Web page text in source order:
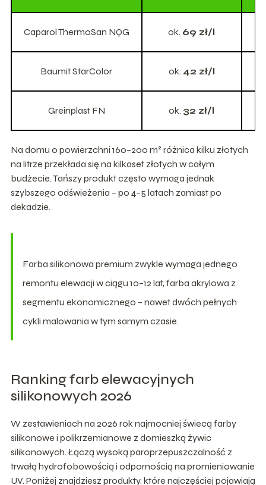
Caparol ThermoSan NQG ok. 69 zł/l
Baumit StarColor ok. 42 zł/l
Greinplast FN ok. 32 zł/l
Na domu o powierzchni 160–200 m² różnica kilku złotych
na litrze przekłada się na kilkaset złotych w całym
budżecie. Tańszy produkt często wymaga jednak
szybszego odświeżenia – po 4–5 latach zamiast po
dekadzie.
Farba silikonowa premium zwykle wymaga jednego
remontu elewacji w ciągu 10–12 lat, farba akrylowa z
segmentu ekonomicznego – nawet dwóch pełnych
cykli malowania w tym samym czasie.
Ranking farb elewacyjnych
silikonowych 2026
W zestawieniach na 2026 rok najmocniej świecą farby
silikonowe i polikrzemianowe z domieszką żywic
silikonowych. Łączą wysoką paroprzepuszczalność z
trwałą hydrofobowością i odpornością na promieniowanie
UV. Poniżej znajdziesz produkty, które najczęściej pojawiają